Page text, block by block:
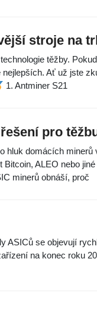
stroje na
těžby.
Ať už jste
1. Antminer S21
pro
hluk domácích
ALEO nebo
minerů obnáší, proč
se objevují
na konec roku